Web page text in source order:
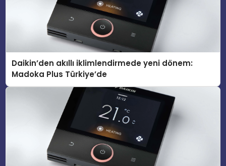
Daikin’den akıllı iklimlendirmede yeni dönem:
Madoka Plus Türkiye’de